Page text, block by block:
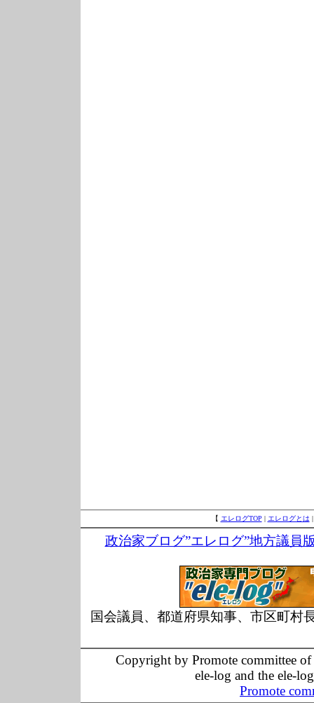
【 エレログTOP | エレログとは
政治家ブログ”エレログ”地方議員
国会議員、都道府県知事、市区町村
Copyright by Promote committee
ele-log and the ele-
Promote